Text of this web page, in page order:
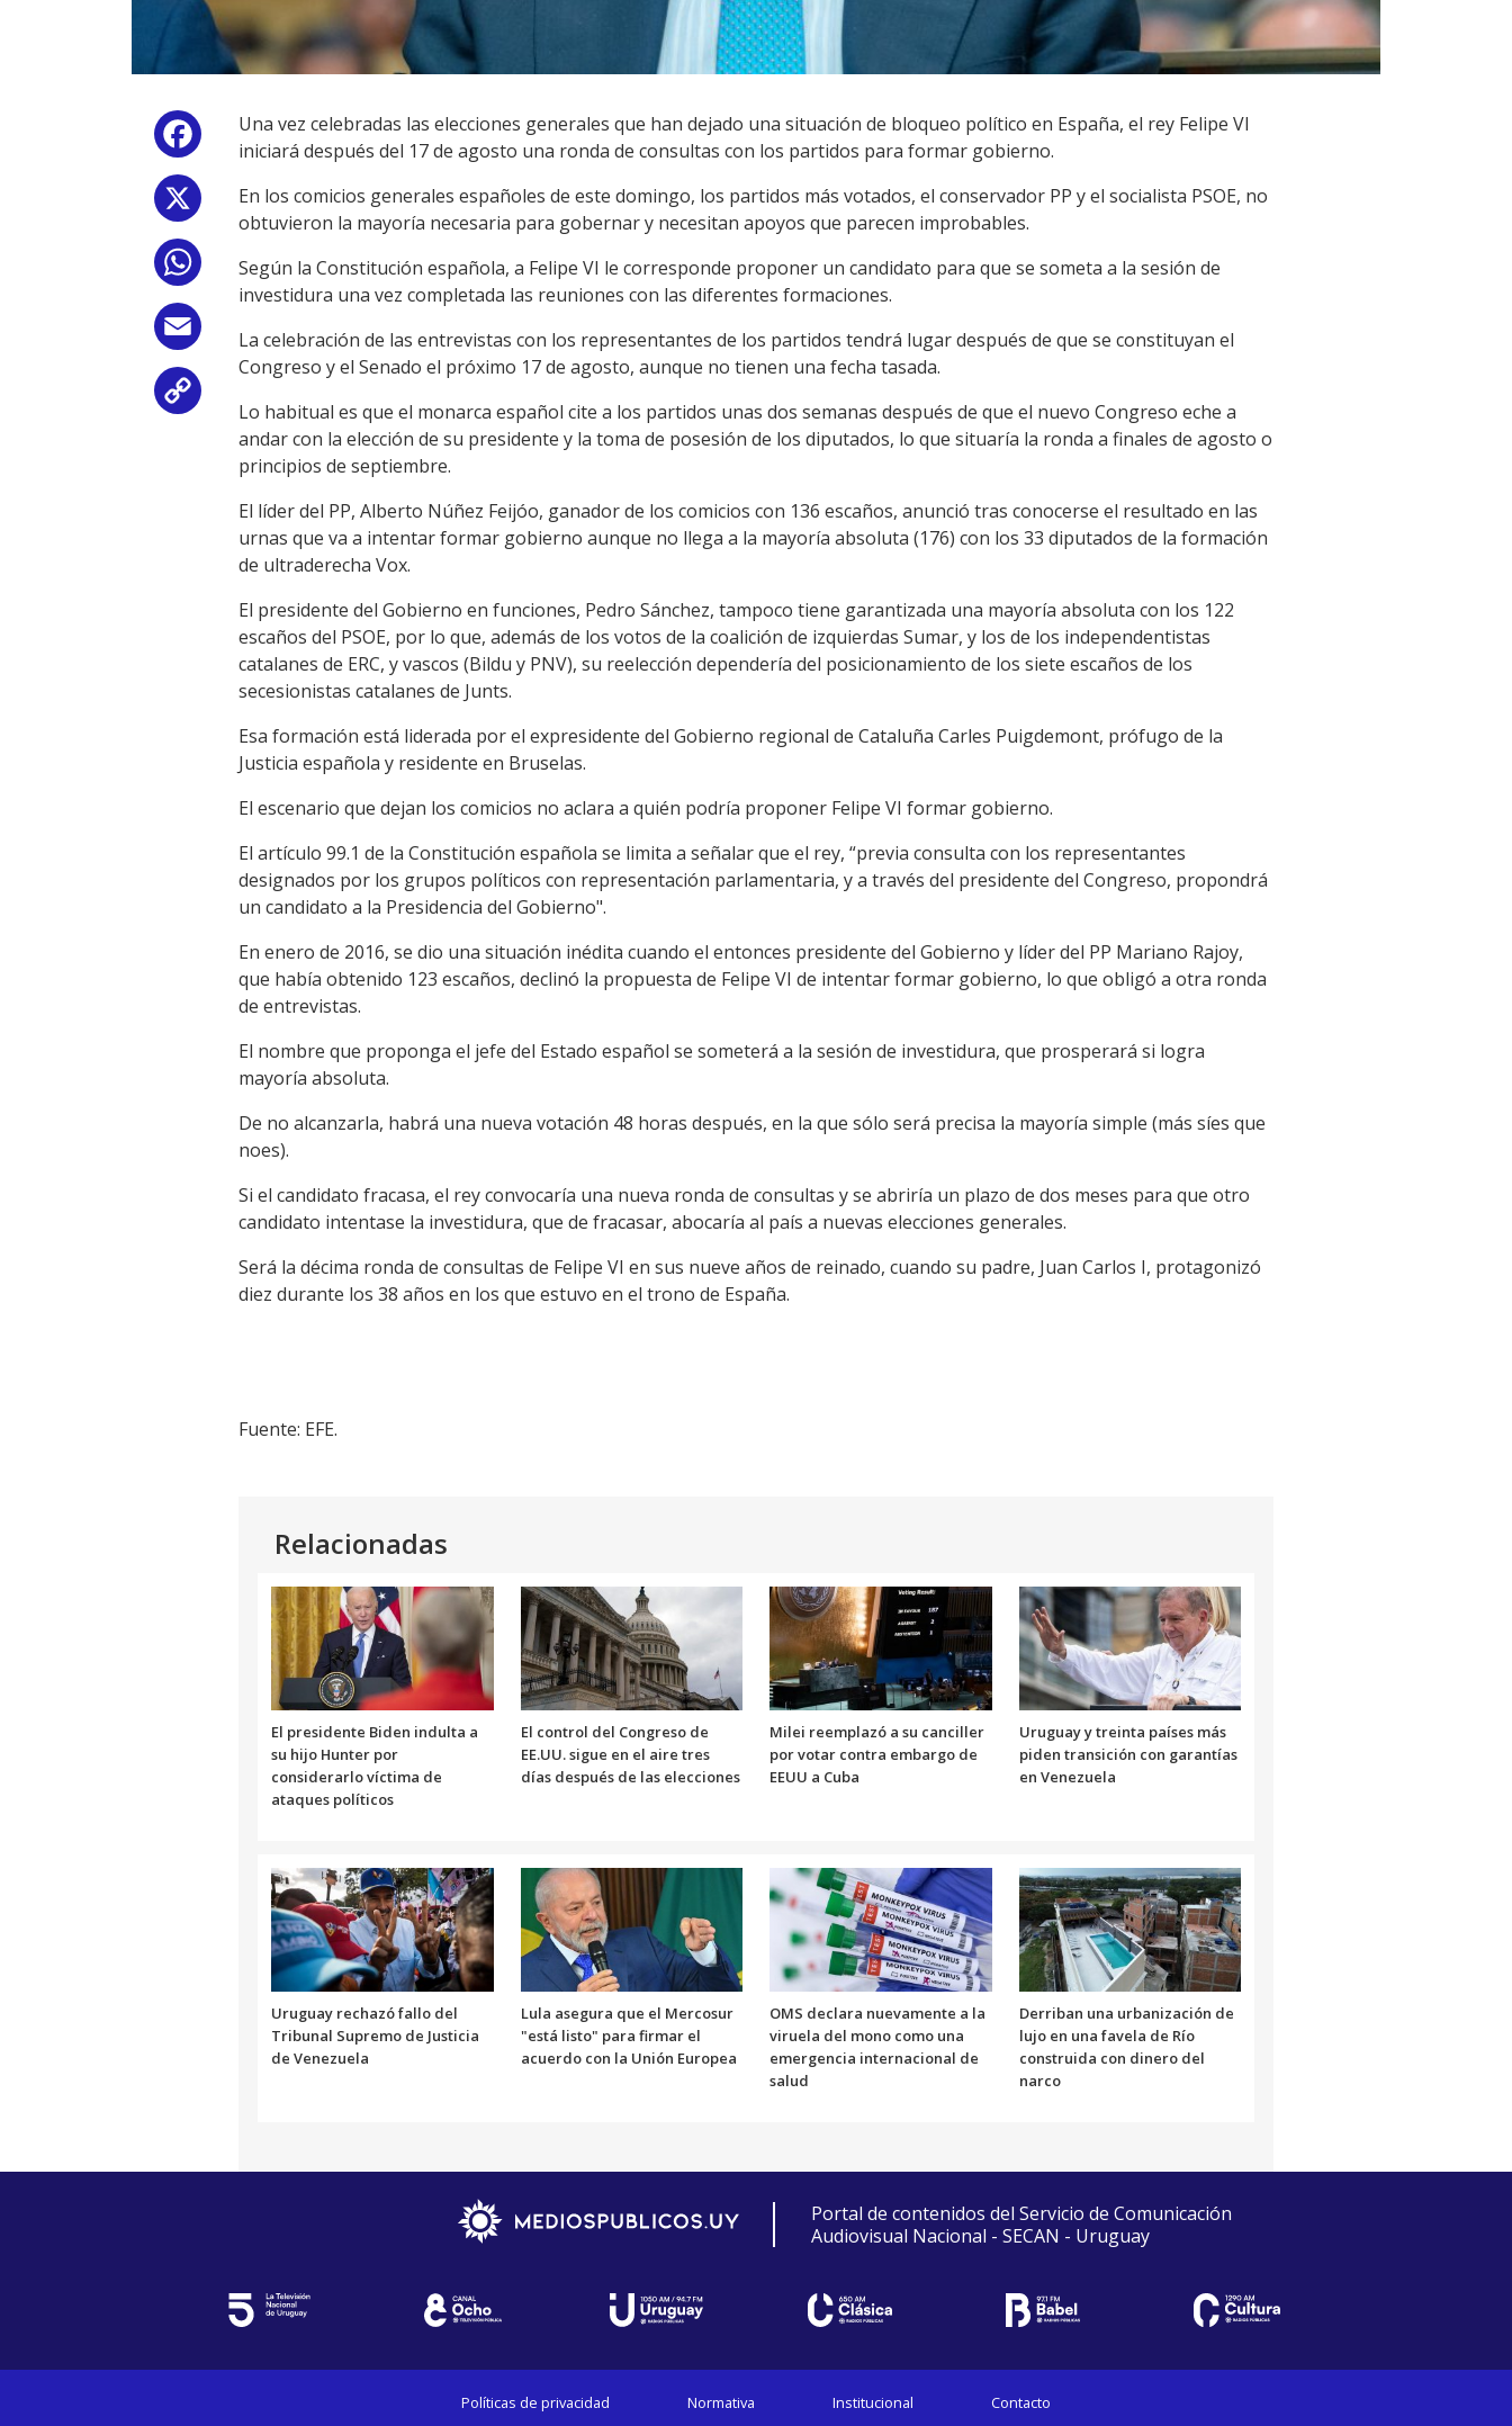
Facebook
WhatsApp
Email
Link
Una vez celebradas las elecciones generales que han dejado una situación de bloqueo político en España, el rey Felipe VI
iniciará después del 17 de agosto una ronda de consultas con los partidos para formar gobierno.
En los comicios generales españoles de este domingo, los partidos más votados, el conservador PP y el socialista PSOE, no
obtuvieron la mayoría necesaria para gobernar y necesitan apoyos que parecen improbables.
Según la Constitución española, a Felipe VI le corresponde proponer un candidato para que se someta a la sesión de
investidura una vez completada las reuniones con las diferentes formaciones.
La celebración de las entrevistas con los representantes de los partidos tendrá lugar después de que se constituyan el
Congreso y el Senado el próximo 17 de agosto, aunque no tienen una fecha tasada.
Lo habitual es que el monarca español cite a los partidos unas dos semanas después de que el nuevo Congreso eche a
andar con la elección de su presidente y la toma de posesión de los diputados, lo que situaría la ronda a finales de agosto o
principios de septiembre.
El líder del PP, Alberto Núñez Feijóo, ganador de los comicios con 136 escaños, anunció tras conocerse el resultado en las
urnas que va a intentar formar gobierno aunque no llega a la mayoría absoluta (176) con los 33 diputados de la formación
de ultraderecha Vox.
El presidente del Gobierno en funciones, Pedro Sánchez, tampoco tiene garantizada una mayoría absoluta con los 122
escaños del PSOE, por lo que, además de los votos de la coalición de izquierdas Sumar, y los de los independentistas
catalanes de ERC, y vascos (Bildu y PNV), su reelección dependería del posicionamiento de los siete escaños de los
secesionistas catalanes de Junts.
Esa formación está liderada por el expresidente del Gobierno regional de Cataluña Carles Puigdemont, prófugo de la
Justicia española y residente en Bruselas.
El escenario que dejan los comicios no aclara a quién podría proponer Felipe VI formar gobierno.
El artículo 99.1 de la Constitución española se limita a señalar que el rey, “previa consulta con los representantes
designados por los grupos políticos con representación parlamentaria, y a través del presidente del Congreso, propondrá
un candidato a la Presidencia del Gobierno".
En enero de 2016, se dio una situación inédita cuando el entonces presidente del Gobierno y líder del PP Mariano Rajoy,
que había obtenido 123 escaños, declinó la propuesta de Felipe VI de intentar formar gobierno, lo que obligó a otra ronda
de entrevistas.
El nombre que proponga el jefe del Estado español se someterá a la sesión de investidura, que prosperará si logra
mayoría absoluta.
De no alcanzarla, habrá una nueva votación 48 horas después, en la que sólo será precisa la mayoría simple (más síes que
noes).
Si el candidato fracasa, el rey convocaría una nueva ronda de consultas y se abriría un plazo de dos meses para que otro
candidato intentase la investidura, que de fracasar, abocaría al país a nuevas elecciones generales.
Será la décima ronda de consultas de Felipe VI en sus nueve años de reinado, cuando su padre, Juan Carlos I, protagonizó
diez durante los 38 años en los que estuvo en el trono de España.
Fuente: EFE.
Relacionadas
El presidente Biden indulta a
su hijo Hunter por
considerarlo víctima de
ataques políticos
El control del Congreso de
EE.UU. sigue en el aire tres
días después de las elecciones
Milei reemplazó a su canciller
por votar contra embargo de
EEUU a Cuba
Uruguay y treinta países más
piden transición con garantías
en Venezuela
Uruguay rechazó fallo del
Tribunal Supremo de Justicia
de Venezuela
Lula asegura que el Mercosur
"está listo" para firmar el
acuerdo con la Unión Europea
OMS declara nuevamente a la
viruela del mono como una
emergencia internacional de
salud
Derriban una urbanización de
lujo en una favela de Río
construida con dinero del
narco
Portal de contenidos del Servicio de Comunicación
Audiovisual Nacional - SECAN - Uruguay
Políticas de privacidad Normativa Institucional Contacto